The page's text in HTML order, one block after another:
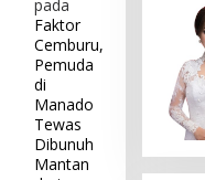
pada
Faktor
Cemburu,
Pemuda
di
Manado
Tewas
Dibunuh
Mantan